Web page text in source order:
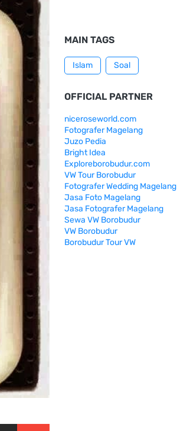
MAIN TAGS
Islam Soal
OFFICIAL PARTNER
niceroseworld.com
Fotografer Magelang
Juzo Pedia
Bright Idea
Exploreborobudur.com
VW Tour Borobudur
Fotografer Wedding Magelang
Jasa Foto Magelang
Jasa Fotografer Magelang
Sewa VW Borobudur
VW Borobudur
Borobudur Tour VW